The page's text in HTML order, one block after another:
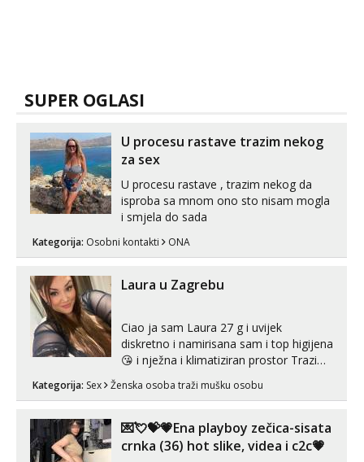
SUPER OGLASI
U procesu rastave trazim nekog
za sex
U procesu rastave , trazim nekog da
isproba sa mnom ono sto nisam mogla
i smjela do sada
Kategorija: Osobni kontakti ONA
Laura u Zagrebu
Ciao ja sam Laura 27 g i uvijek
diskretno i namirisana sam i top higijena
😘 i nježna i klimatiziran prostor Trazim
Pusenje i gutanje sperme Erotsko rublje
tijelu Iskljucivo neradim analni !!! I
neljubim se Wha...
Kategorija: Sex Ženska osoba traži mušku osobu
💌💘💝💗Ena playboy zečica-sisata
crnka (36) hot slike, videa i c2c💗